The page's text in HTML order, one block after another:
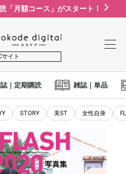
「月額コース」がスタート！
イト
｜定期購読 雑誌｜単品
STORY 美ST 女性自身